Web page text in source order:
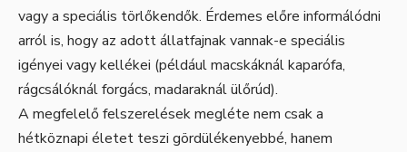
vagy a speciális törlőkendők. Érdemes előre informálódni
arról is, hogy az adott állatfajnak vannak-e speciális
igényei vagy kellékei (például macskáknál kaparófa,
rágcsálóknál forgács, madaraknál ülőrúd).
A megfelelő felszerelések megléte nem csak a
hétköznapi életet teszi gördülékenyebbé, hanem